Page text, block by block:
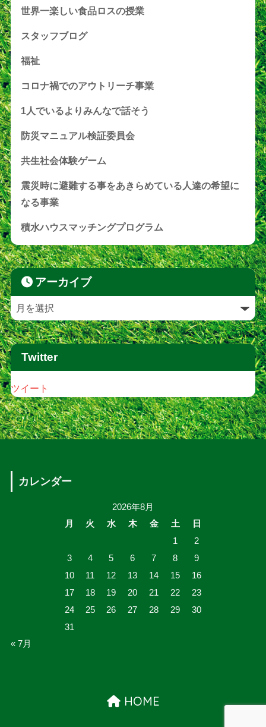
世界一楽しい食品ロスの授業
スタッフブログ
福祉
コロナ禍でのアウトリーチ事業
1人でいるよりみんなで話そう
防災マニュアル検証委員会
共生社会体験ゲーム
震災時に避難する事をあきらめている人達の希望に
なる事業
積水ハウスマッチングプログラム
アーカイブ
Twitter
ツイート
カレンダー
2026年8月
月
火 水 木 金 土
日
1
2
3
4 5 6 7 8
9
10
11 12 13 14 15
16
17
18 19 20 21 22
23
24
25 26 27 28 29
30
31
« 7月
HOME